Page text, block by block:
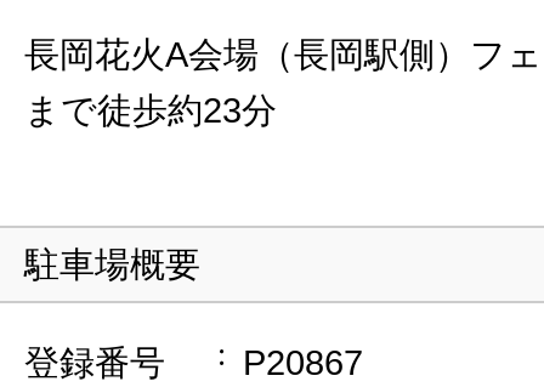
長岡花火A会場（長岡駅側）フ
まで徒歩約23分
駐車場概要
登録番号
P20867